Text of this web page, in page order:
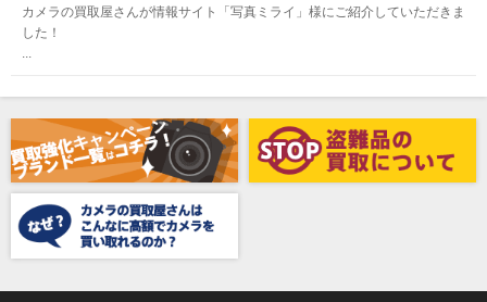
AVENON（アベノン）
Awagami Factory（アワガミファクトリー）
Belkin（ベルキン）
Bencini（ベンチーニ）
BENRO（ベンロ）
BERGEON（ベルジョン）
カメラの買取屋さんが情報サイト「写真ミライ」様にご紹介していただきま
した！